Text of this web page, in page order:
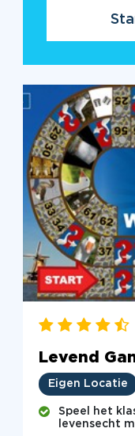
Levend
Eigen Locatie
Speel het
levensecht